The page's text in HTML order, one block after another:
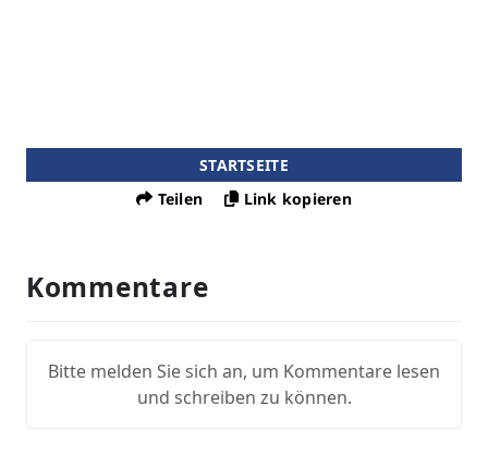
STARTSEITE
Teilen
Link kopieren
Kommentare
Bitte melden Sie sich an, um Kommentare lesen
und schreiben zu können.